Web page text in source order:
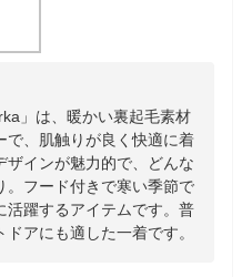
」は、暖かい裏起毛素材
で、肌触りが良く快適に着
ザインが魅力的で、どんな
。フード付きで寒い季節で
活躍するアイテムです。普
アにも適した一着です。